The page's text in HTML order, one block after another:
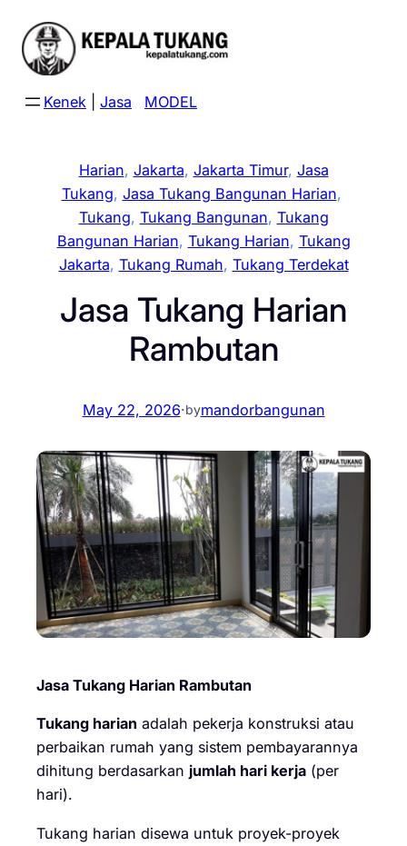
content
Kenek Jasa MODEL
Harian, Jakarta, Jakarta Timur, Jasa
Tukang, Jasa Tukang Bangunan Harian
Tukang, Tukang Bangunan, Tukang
Bangunan Harian, Tukang Harian, Tukang
Jakarta, Tukang Rumah, Tukang Terdekat
Jasa Tukang Harian
Rambutan
May 22, 2026·bymandorbangunan
Jasa Tukang Harian Rambutan
Tukang harian adalah pekerja konstruksi atau
perbaikan rumah yang sistem pembayarannya
dihitung berdasarkan jumlah hari kerja (per
hari).
Tukang harian disewa untuk proyek-proyek